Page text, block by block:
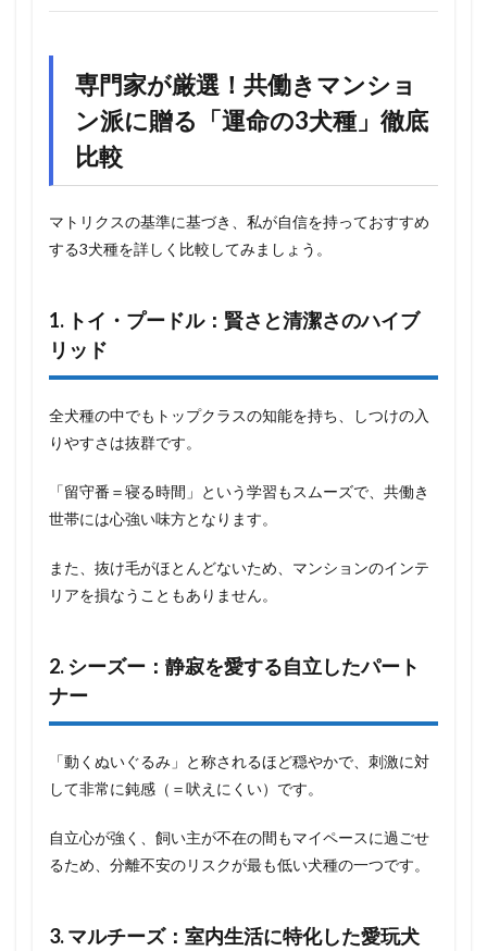
専門家が厳選！共働きマンショ
ン派に贈る「運命の3犬種」徹底
比較
マトリクスの基準に基づき、私が自信を持っておすすめ
する3犬種を詳しく比較してみましょう。
1. トイ・プードル：賢さと清潔さのハイブ
リッド
全犬種の中でもトップクラスの知能を持ち、しつけの入
りやすさは抜群です。
「留守番＝寝る時間」という学習もスムーズで、共働き
世帯には心強い味方となります。
また、抜け毛がほとんどないため、マンションのインテ
リアを損なうこともありません。
2. シーズー：静寂を愛する自立したパート
ナー
「動くぬいぐるみ」と称されるほど穏やかで、刺激に対
して非常に鈍感（＝吠えにくい）です。
自立心が強く、飼い主が不在の間もマイペースに過ごせ
るため、分離不安のリスクが最も低い犬種の一つです。
3. マルチーズ：室内生活に特化した愛玩犬